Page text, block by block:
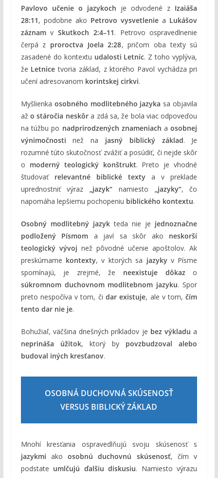
Pavlovo učenie o jazykoch je odvodené z Izaiáša
28:11, podobne ako Petrovo vysvetlenie a Lukášov
záznamvSkutkoch 2:4–11. Petrovo ospravedlnenie
čerpá z proroctva Joela 2:28, pričom oba texty sú
zasadené do kontextu udalosti Letníc. Z toho vyplýva,
že Letnice tvoria základ, z ktorého Pavol vychádza pri
učení adresovanom korintskej cirkvi.
Myšlienka osobného modlitebného jazyka sa objavila
ažo stáročia neskôra zdá sa, že bola viac odpoveďou
na túžbu po nadprirodzených znameniach aosobnej
výnimočnosti než na jasný biblický základ. Je
rozumné túto skutočnosť zvážiť a posúdiť, či nejde skôr
o moderný teologický konštrukt. Preto je vhodné
študovať relevantné biblické texty a v preklade
uprednostniť výraz„jazyk“ namiesto „jazyky“, čo
napomáha lepšiemu pochopeniu biblického kontextu.
Osobný modlitebný jazykteda nie je jednoznačne
podložený Písmom a javí sa skôr ako neskorší
teologický vývoj než pôvodné učenie apoštolov. Ak
preskúmame kontexty, v ktorých sa jazykyv Písme
spomínajú, je zrejmé, že neexistuje dôkazo
súkromnom duchovnom modlitebnom jazyku. Spor
preto nespočíva v tom, či dar existuje, ale v tom,čím
tento dar nie je.
Bohužiaľ, väčšina dnešných príkladov je bez výkladu a
neprináša úžitok, ktorý by povzbudzoval alebo
budoval iných kresťanov.
OSOBNÁ DUCHOVNÁ SKÚSENOSŤ
VERSUS BIBLICKÝ ZÁKLAD
Mnohí kresťania ospravedlňujú svoju skúsenosť s
jazykmi akoosobnú duchovnú skúsenosť, čím v
podstate umlčujú ďalšiu diskusiu. Namiesto výrazu